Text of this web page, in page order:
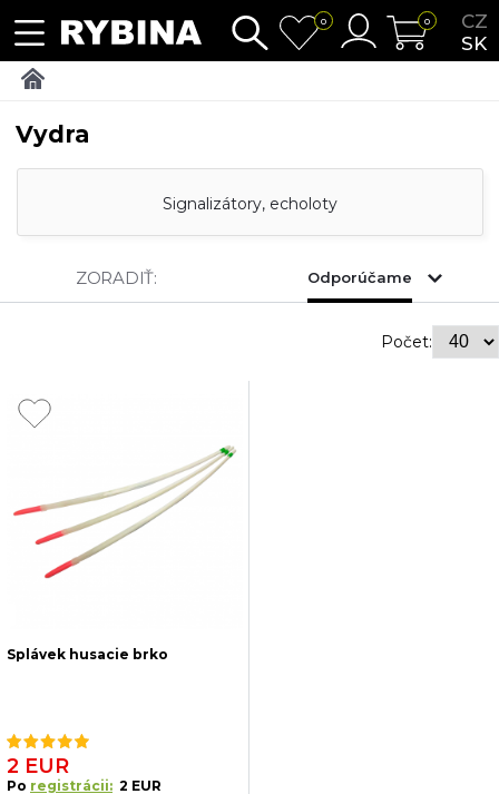
CZ
SK
0 0
Vydra
Signalizátory, echoloty
ZORADIŤ: Odporúčame
Počet:
Splávek husacie brko
2 EUR
Po registrácii: 2 EUR